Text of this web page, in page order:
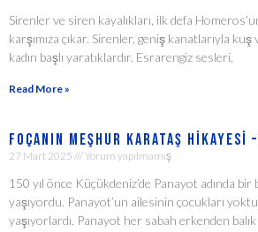
Sirenler ve siren kayalıkları, ilk defa
karşımıza çıkar. Sirenler, geniş kanatlarıyla
kadın başlı yaratıklardır. Esrarengiz sesleri,
Read More »
Foçanın Meşhur Karataş Hikayesi
27 Mart 2025 Yorum yapılmamış
150 yıl önce Küçükdeniz’de Panayot adında bir
yaşıyordu. Panayot’un ailesinin çocukları
yaşıyorlardı. Panayot her sabah erkenden balık